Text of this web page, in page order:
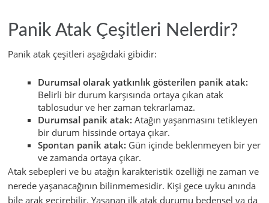
Panik Atak Çeşitleri Nelerdir?
Panik atak çeşitleri aşağıdaki gibidir:
Durumsal olarak yatkınlık gösterilen panik atak:
Belirli bir durum karşısında ortaya çıkan atak
tablosudur ve her zaman tekrarlamaz.
Durumsal panik atak: Atağın yaşanmasını tetikleyen
bir durum hissinde ortaya çıkar.
Spontan panik atak: Gün içinde beklenmeyen bir yer
ve zamanda ortaya çıkar.
Atak sebepleri ve bu atağın karakteristik özelliği ne zaman ve
nerede yaşanacağının bilinmemesidir. Kişi gece uyku anında
bile arak geçirebilir. Yaşanan ilk atak durumu bedensel ya da